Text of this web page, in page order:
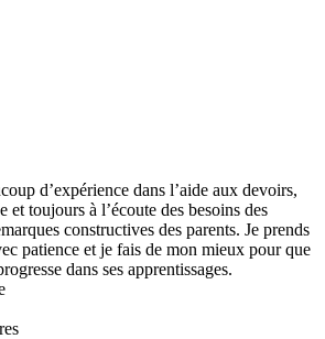
d’expérience dans l’aide aux devoirs,
et toujours à l’écoute des besoins des
constructives des parents. Je prends
patience et je fais de mon mieux pour que
dans ses apprentissages.